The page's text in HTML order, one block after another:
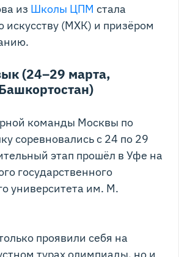
из Школы ЦПМ стала
искусству (МХК) и призёром
(24–29 марта,
команды Москвы по
соревновались с 24 по 29
этап прошёл в Уфе на
государственного
университета им. М.
проявили себя на